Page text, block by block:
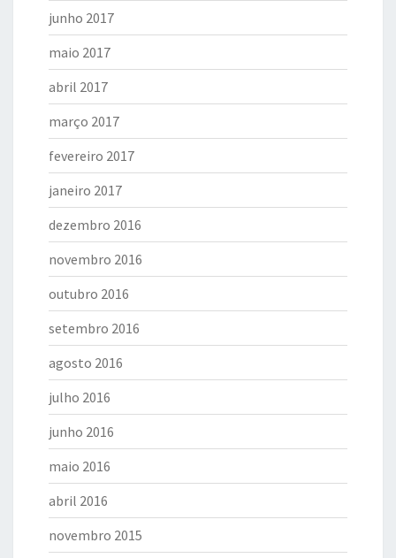
junho 2017
maio 2017
abril 2017
março 2017
fevereiro 2017
janeiro 2017
dezembro 2016
novembro 2016
outubro 2016
setembro 2016
agosto 2016
julho 2016
junho 2016
maio 2016
abril 2016
novembro 2015